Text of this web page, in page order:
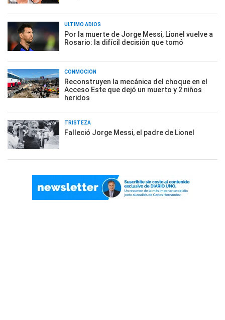
ÚLTIMO ADIÓS
Por la muerte de Jorge Messi, Lionel vuelve a
Rosario: la difícil decisión que tomó
CONMOCIÓN
Reconstruyen la mecánica del choque en el
Acceso Este que dejó un muerto y 2 niños
heridos
TRISTEZA
Falleció Jorge Messi, el padre de Lionel